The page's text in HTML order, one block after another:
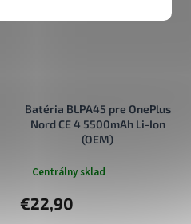
Batéria BLPA45 pre OnePlus
Nord CE 4 5500mAh Li-Ion
(OEM)
Centrálny sklad
€22,90